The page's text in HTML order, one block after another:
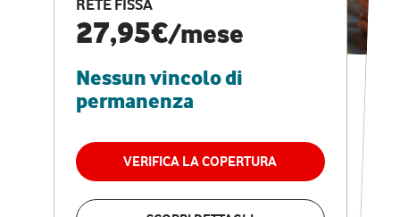
RETE FISSA
27,95€/mese
Nessun vincolo di
permanenza
VERIFICA LA COPERTURA
vantaggi speciali
RETE FISSA + VODAFONE CLUB
29,95€
permanenza
VERIFICA LA COPERTURA